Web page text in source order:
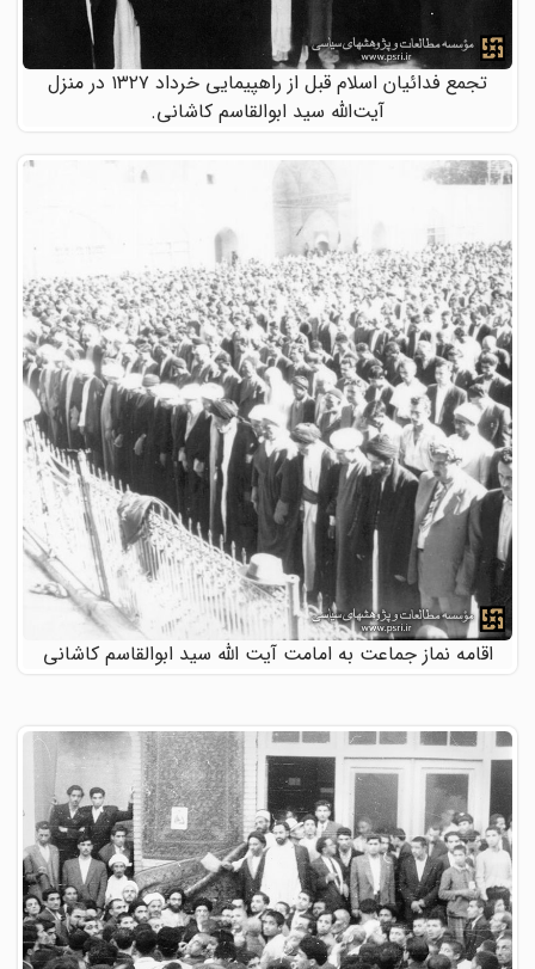
تجمع فدائیان اسلام قبل از راهپیمایی خرداد ۱۳۲۷ در منزل
آیت‌الله سید ابوالقاسم کاشانی.
اقامه نماز جماعت به امامت آیت الله سید ابوالقاسم کاشانی